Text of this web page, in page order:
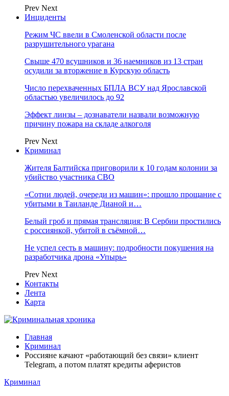
Prev Next
Инциденты
Режим ЧС ввели в Смоленской области после
разрушительного урагана
Свыше 470 всушников и 36 наемников из 13 стран
осудили за вторжение в Курскую область
Число перехваченных БПЛА ВСУ над Ярославской
областью увеличилось до 92
Эффект линзы – дознаватели назвали возможную
причину пожара на складе алкоголя
Prev Next
Криминал
Жителя Балтийска приговорили к 10 годам колонии за
убийство участника СВО
«Сотни людей, очереди из машин»: прошло прощание с
убитыми в Таиланде Дианой и…
Белый гроб и прямая трансляция: В Сербии простились
с россиянкой, убитой в съёмной…
Не успел сесть в машину: подробности покушения на
разработчика дрона «Упырь»
Prev Next
Контакты
Лента
Карта
Главная
Криминал
Россияне качают «работающий без связи» клиент
Telegram, а потом платят кредиты аферистов
Криминал